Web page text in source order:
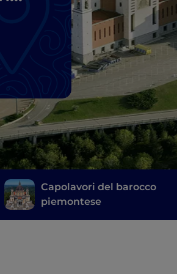
Capolavori del barocco
piemontese